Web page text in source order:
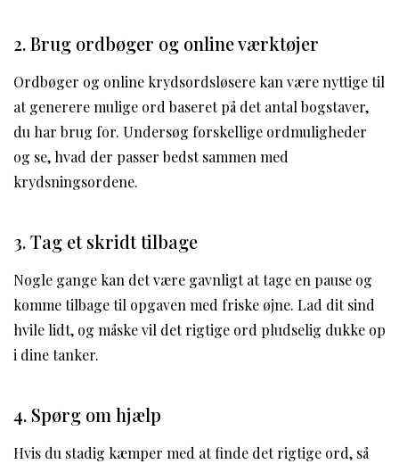
2. Brug ordbøger og online værktøjer
Ordbøger og online krydsordsløsere kan være nyttige til
at generere mulige ord baseret på det antal bogstaver,
du har brug for. Undersøg forskellige ordmuligheder
og se, hvad der passer bedst sammen med
krydsningsordene.
3. Tag et skridt tilbage
Nogle gange kan det være gavnligt at tage en pause og
komme tilbage til opgaven med friske øjne. Lad dit sind
hvile lidt, og måske vil det rigtige ord pludselig dukke op
i dine tanker.
4. Spørg om hjælp
Hvis du stadig kæmper med at finde det rigtige ord, så